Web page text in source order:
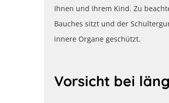
Ihnen und Ihrem Kind. Zu
Bauches sitzt und der
innere Organe geschützt.
Vorsicht bei